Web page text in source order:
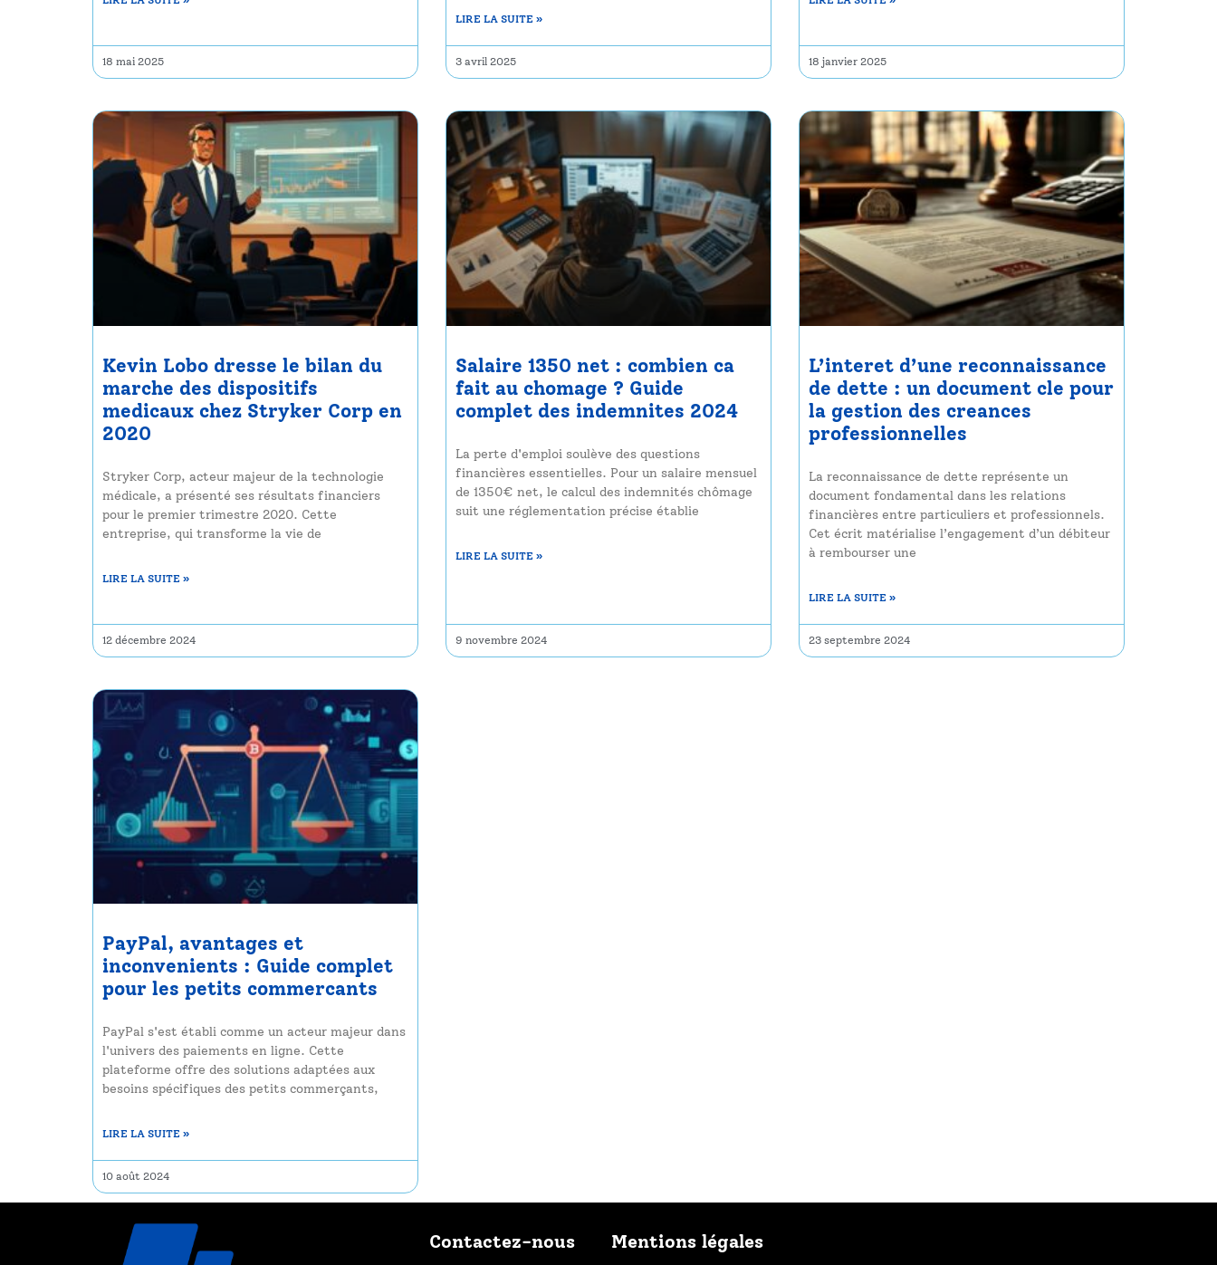
18 mai 2025
LIRE LA SUITE »
3 avril 2025 18 janvier 2025
Kevin Lobo dresse le bilan du
marche des dispositifs
medicaux chez Stryker Corp en
2020
Stryker Corp, acteur majeur de la technologie
médicale, a présenté ses résultats financiers
pour le premier trimestre 2020. Cette
entreprise, qui transforme la vie de
LIRE LA SUITE »
12 décembre 2024
Salaire 1350 net : combien ca
fait au chomage ? Guide
complet des indemnites 2024
La perte d'emploi soulève des questions
financières essentielles. Pour un salaire mensuel
de 1350€ net, le calcul des indemnités chômage
suit une réglementation précise établie
LIRE LA SUITE »
9 novembre 2024
L’interet d’une reconnaissance
de dette : un document cle pour
la gestion des creances
professionnelles
La reconnaissance de dette représente un
document fondamental dans les relations
financières entre particuliers et professionnels.
Cet écrit matérialise l’engagement d’un débiteur
à rembourser une
LIRE LA SUITE »
23 septembre 2024
PayPal, avantages et
inconvenients : Guide complet
pour les petits commercants
PayPal s'est établi comme un acteur majeur dans
l'univers des paiements en ligne. Cette
plateforme offre des solutions adaptées aux
besoins spécifiques des petits commerçants,
LIRE LA SUITE »
10 août 2024
Contactez-nous Mentions légales